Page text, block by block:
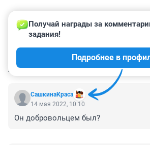
КОММЕНТАРИИ 2
СашкинаКраса
Получай награды за
задания!
Подробнее в
14 мая 2022, 10:10
Он добровольцем был?